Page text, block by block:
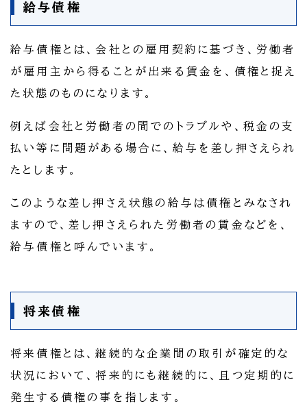
給与債権
給与債権とは、会社との雇用契約に基づき、労働者
が雇用主から得ることが出来る賃金を、債権と捉え
た状態のものになります。
例えば会社と労働者の間でのトラブルや、税金の支
払い等に問題がある場合に、給与を差し押さえられ
たとします。
このような差し押さえ状態の給与は債権とみなされ
ますので、差し押さえられた労働者の賃金などを、
給与債権と呼んでいます。
将来債権
将来債権とは、継続的な企業間の取引が確定的な
状況において、将来的にも継続的に、且つ定期的に
発生する債権の事を指します。